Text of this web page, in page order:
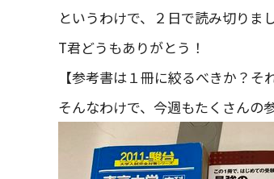
というわけで、２日で読み切りまし
T君どうもありがとう！
【参考書は１冊に絞るべきか？そ
そんなわけで、今週もたくさんの